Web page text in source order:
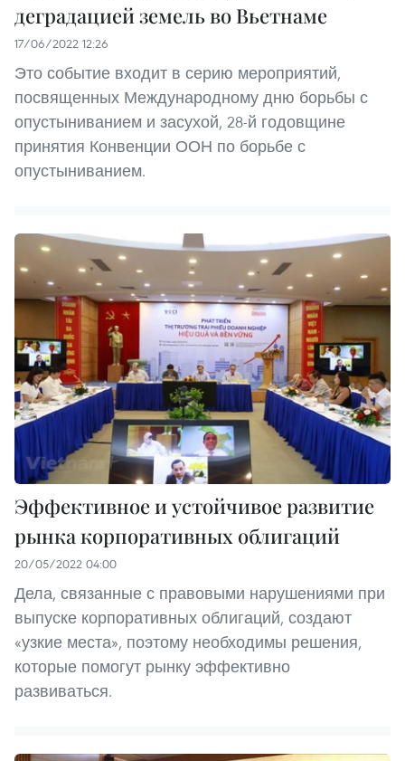
деградацией земель во Вьетнаме
17/06/2022 12:26
Это событие входит в серию мероприятий,
посвященных Международному дню борьбы с
опустыниванием и засухой, 28-й годовщине
принятия Конвенции ООН по борьбе с
опустыниванием.
Эффективное и устойчивое развитие
рынка корпоративных облигаций
20/05/2022 04:00
Дела, связанные с правовыми нарушениями при
выпуске корпоративных облигаций, создают
«узкие места», поэтому необходимы решения,
которые помогут рынку эффективно
развиваться.